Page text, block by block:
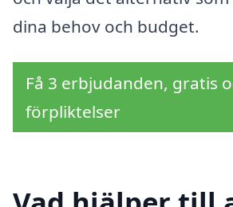
dina behov och budget.
Få 3 erbjudanden, gratis
förpliktelser